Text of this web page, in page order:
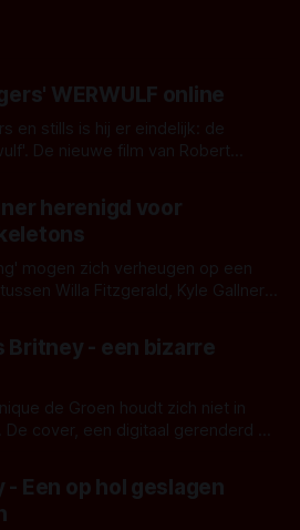
WERWULF online
en stills is hij er eindelijk: de
De nieuwe film van Robert
Het topic deze keer is (kon
Kijk je mee?
herenigd voor
mogen zich verheugen op een
Willa Fitzgerald, Kyle Gallner
feature waarvoor de
Britney - een bizarre
de Groen houdt zich niet in
cover, een digitaal gerenderd en
kleurrijks maar onheilspellends,
maakt De Groen met ieder woord
- Een op hol geslagen